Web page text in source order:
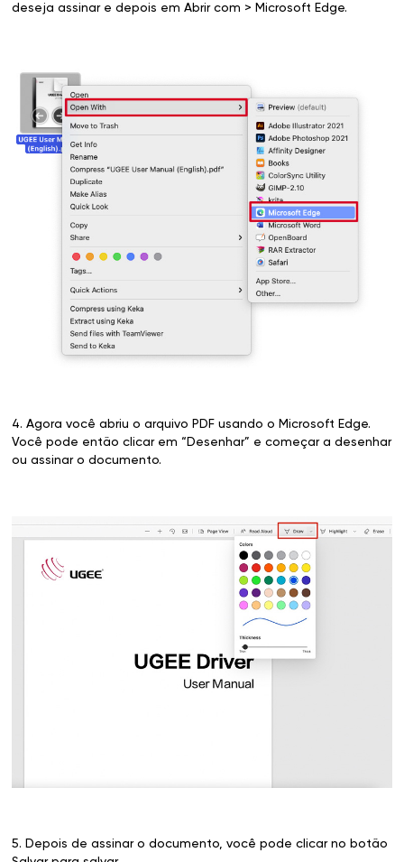
deseja assinar e depois em Abrir com > Microsoft Edge.
4. Agora você abriu o arquivo PDF usando o Microsoft Edge.
Você pode então clicar em “Desenhar” e começar a desenhar
ou assinar o documento.
5. Depois de assinar o documento, você pode clicar no botão